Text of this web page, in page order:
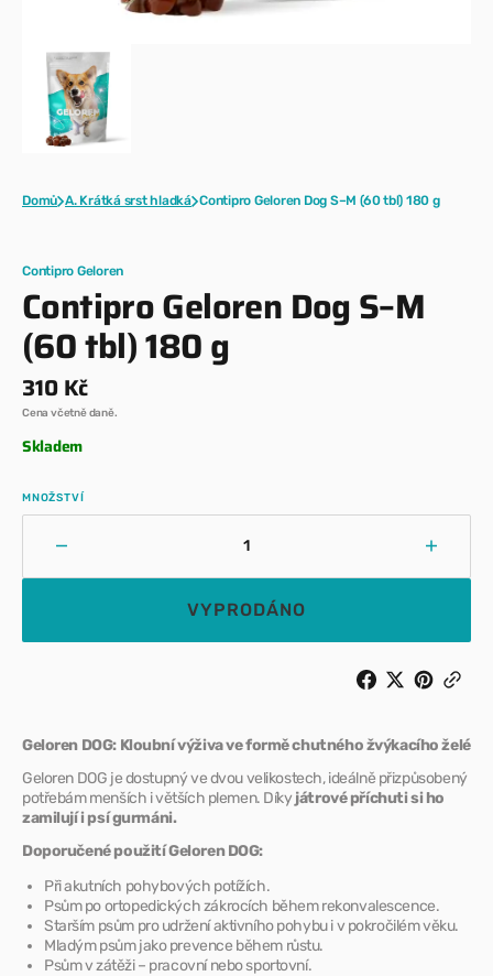
Domů A. Krátká srst hladká Contipro Geloren Dog S–M (60 tbl) 180 g
Contipro Geloren
Contipro Geloren Dog S–M
(60 tbl) 180 g
Běžná
cena
310 Kč
Cena včetně daně.
Skladem
MNOŽSTVÍ
množství
Geloren
(60
180
g
Zvýšit
Dog
S–
(60
180
g
VYPRODÁNO
Geloren DOG: Kloubní výživa ve formě chutného žvýkacího želé
Geloren DOG je dostupný ve dvou velikostech, ideálně přizpůsobený
potřebám menších i větších plemen. Díky játrové příchuti si ho
zamilují i psí gurmáni.
Doporučené použití Geloren DOG:
Při akutních pohybových potížích.
Psům po ortopedických zákrocích během rekonvalescence.
Starším psům pro udržení aktivního pohybu i v pokročilém věku.
Mladým psům jako prevence během růstu.
Psům v zátěži – pracovní nebo sportovní.